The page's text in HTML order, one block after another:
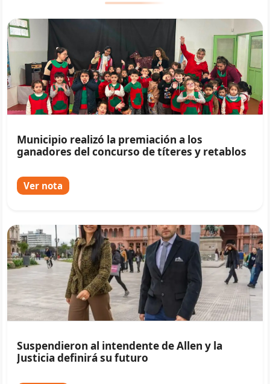
Municipio realizó la premiación a los
ganadores del concurso de títeres y retablos
Ver nota
Suspendieron al intendente de Allen y la
Justicia definirá su futuro